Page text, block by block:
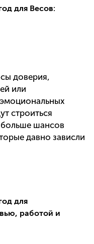
для Весов:
доверия,
или
строиться
больше шансов
давно зависли
для
работой и